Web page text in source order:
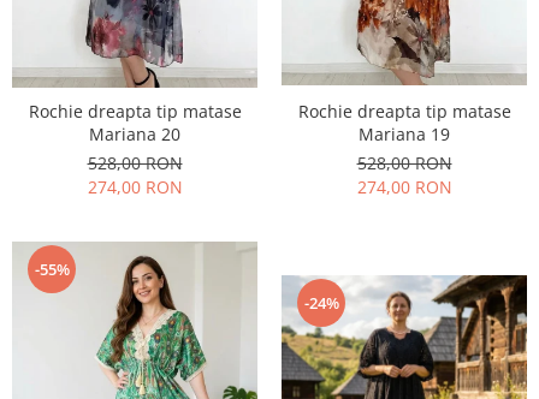
Rochie dreapta tip matase
Mariana 20
528,00 RON
274,00 RON
Rochie dreapta tip matase
Mariana 19
528,00 RON
274,00 RON
-55%
-24%